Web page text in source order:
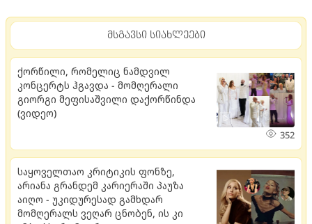
მსგავსი სიახლეები
ქორწილი, რომელიც ნამდვილ
კონცერტს ჰგავდა - მომღერალი
გიორგი მეფისაშვილი დაქორწინდა
(ვიდეო)
352
საყოველთაო კრიტიკის ფონზე,
არიანა გრანდემ კარიერაში პაუზა
აიღო - უკიდურესად გამხდარ
მომღერალს ვეღარ ცნობენ, ის კი